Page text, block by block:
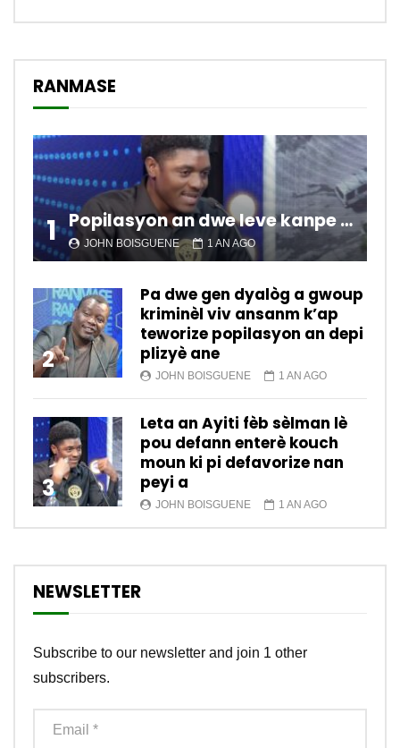
RANMASE
1 Popilasyon an dwe leve kanpe pou chanje sitiyasyon kawotik l’ap viv nan peyi a.
JOHN BOISGUENE 1 AN AGO
2
Pa dwe gen dyalòg a gwoup
kriminèl viv ansanm k’ap
teworize popilasyon an depi
plizyè ane
JOHN BOISGUENE 1 AN AGO
3
Leta an Ayiti fèb sèlman lè
pou defann enterè kouch
moun ki pi defavorize nan
peyi a
JOHN BOISGUENE 1 AN AGO
NEWSLETTER
Subscribe to our newsletter and join 1 other
subscribers.